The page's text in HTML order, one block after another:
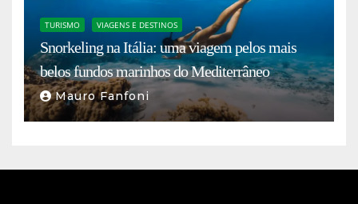
TURISMO VIAGENS E DESTINOS
Snorkeling na Itália: uma viagem pelos mais
belos fundos marinhos do Mediterrâneo
Mauro Fanfoni